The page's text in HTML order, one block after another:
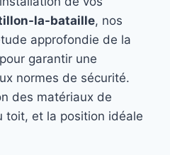
la-bataille, nos
approfondie de la
pour garantir une
normes de sécurité.
des matériaux de
toit, et la position idéale